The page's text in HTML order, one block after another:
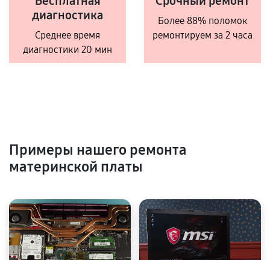
диагностика
Среднее время
диагностики 20 мин
Более 88% поломок
ремонтируем за 2 часа
Примеры нашего ремонта
материнской платы